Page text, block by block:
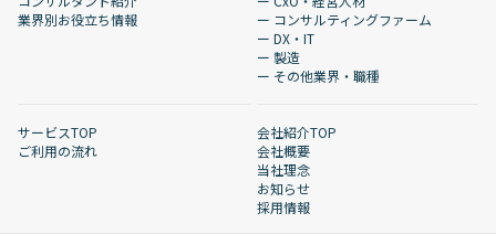
業界別お役立ち情報
ー コンサルティングファーム
ー DX・IT
ー 製造
ー その他業界・職種
サービスTOP
ご利用の流れ
会社紹介TOP
会社概要
当社理念
お知らせ
採用情報